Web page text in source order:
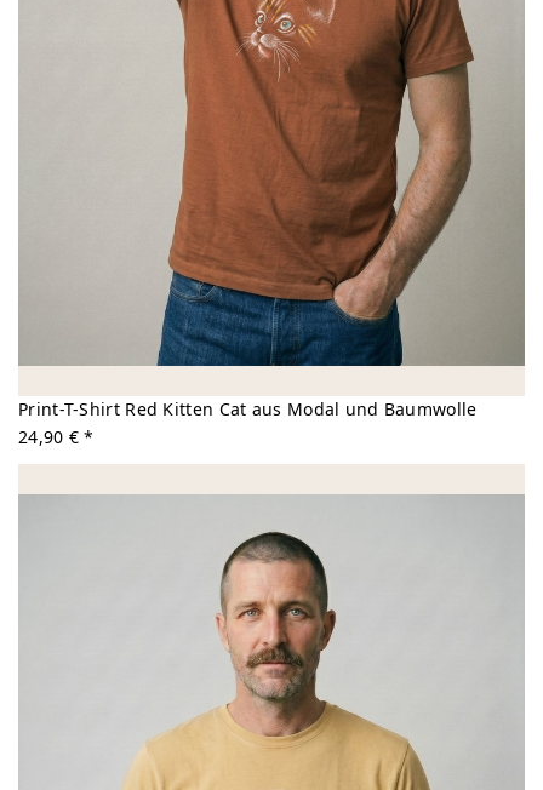
Print-T-Shirt Red Kitten Cat aus Modal und Baumwolle
24,90 € *